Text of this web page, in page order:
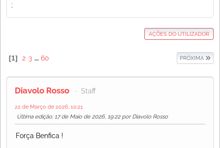
;
AÇÕES DO UTILIZADOR
1 2 3 ... 60 PRÓXIMA
Diavolo Rosso Staff
22 de Março de 2026, 10:21
Última edição: 17 de Maio de 2026, 19:22 por Diavolo Rosso
Força Benfica !